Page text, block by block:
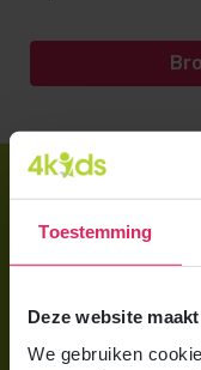
Toestemming
Deze website
We gebruiken
Aanmelden bij 4Kids
Berekening maken